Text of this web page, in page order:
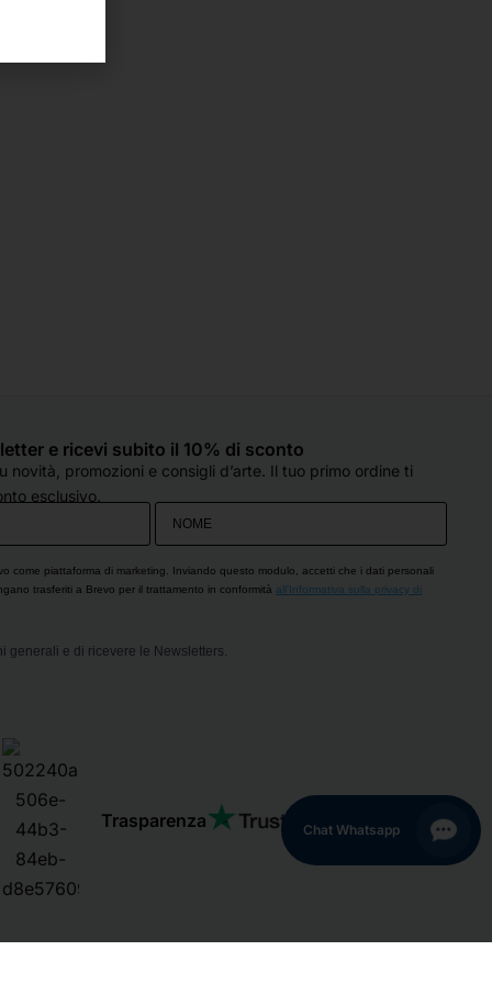
e ricevi subito il 10% di sconto
novità, promozioni e consigli d’arte. Il tuo primo ordine ti
esclusivo.
come piattaforma di marketing. Inviando questo modulo, accetti che i dati personali
trasferiti a Brevo per il trattamento in conformità all'Informativa sulla privacy di
generali e di ricevere le Newsletters.
Trasparenza